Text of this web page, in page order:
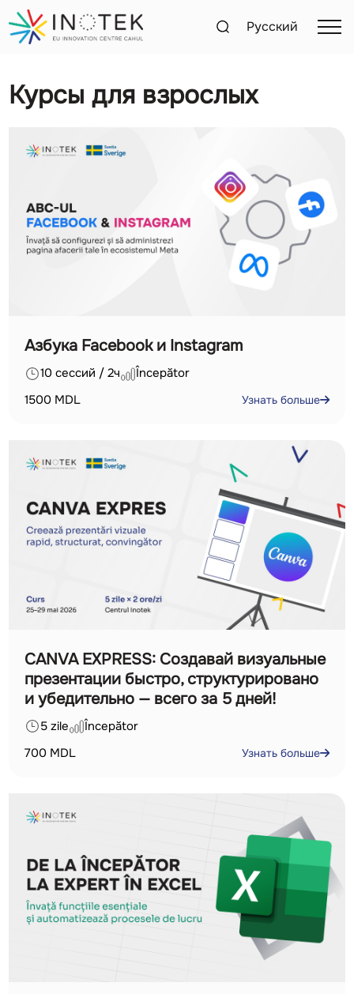
Русский
Курсы для взрослых
Азбука Facebook и Instagram
10 сессий / 2ч
Începător
1500 MDL Узнать больше
CANVA EXPRESS: Создавай визуальные
презентации быстро, структурировано
и убедительно — всего за 5 дней!
5 zile
Începător
700 MDL Узнать больше